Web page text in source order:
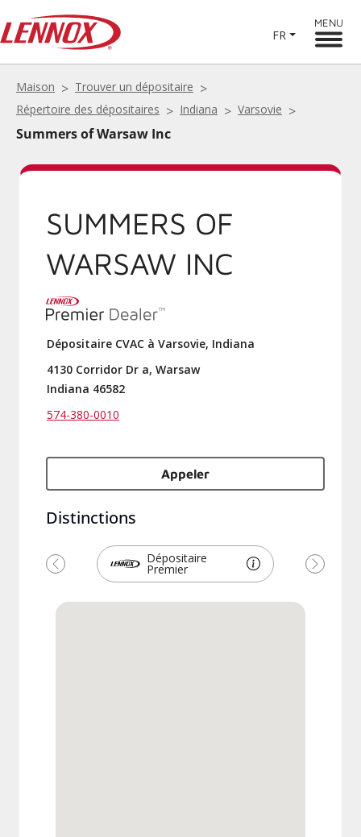
FR
MENU
Maison
Trouver un dépositaire
Répertoire des dépositaires
Indiana Varsovie
Summers of Warsaw Inc
SUMMERS OF
WARSAW INC
Dépositaire CVAC à Varsovie, Indiana
4130 Corridor Dr a, Warsaw
Indiana 46582
574-380-0010
Appeler
Distinctions
Dépositaire
Premier
Précédent Suivant